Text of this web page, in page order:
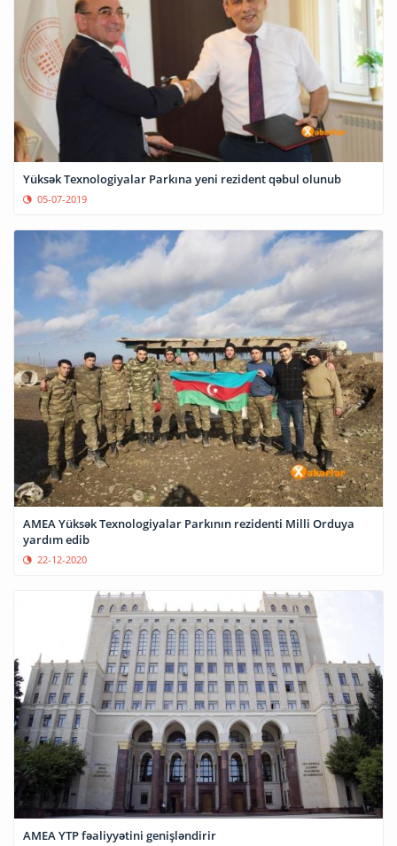
Yüksək Texnologiyalar Parkına yeni rezident qəbul olunub
05-07-2019
AMEA Yüksək Texnologiyalar Parkının rezidenti Milli Orduya
yardım edib
22-12-2020
AMEA YTP fəaliyyətini genişləndirir